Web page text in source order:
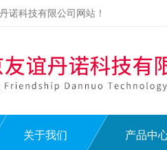
诺科技有限公司网站！
关于我们 产品中